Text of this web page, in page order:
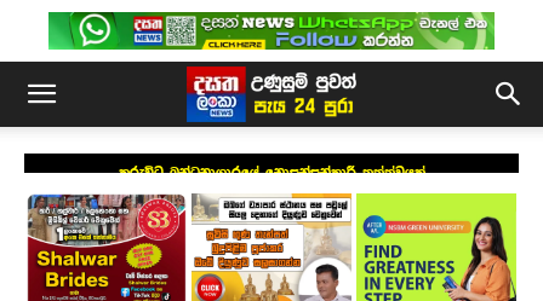
කුරුවිට බන්ධනාගාරයේ නොසන්සුන්කාරී තත්ත්වයක්